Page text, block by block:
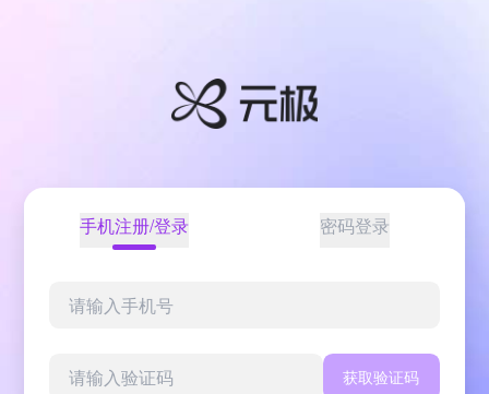
手机注册/登录 密码登录
获取验证码